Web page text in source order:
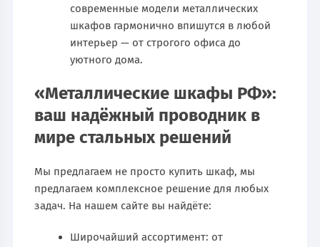
современные модели металлических
шкафов гармонично впишутся в любой
интерьер — от строгого офиса до
уютного дома.
«Металлические шкафы РФ»:
ваш надёжный проводник в
мире стальных решений
Мы предлагаем не просто купить шкаф, мы
предлагаем комплексное решение для любых
задач. На нашем сайте вы найдёте:
Широчайший ассортимент: от